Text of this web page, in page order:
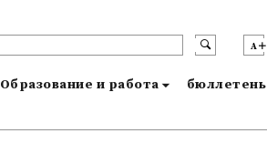
A
Образование и работа бюллетень